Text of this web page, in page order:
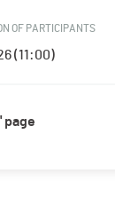
OF PARTICIPANTS
(11:00)
page